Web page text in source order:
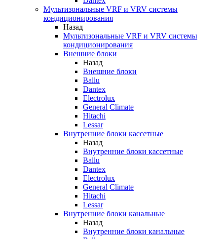
Мультизональные VRF и VRV системы
кондиционирования
Назад
Мультизональные VRF и VRV системы
кондиционирования
Внешние блоки
Назад
Внешние блоки
Ballu
Dantex
Electrolux
General Climate
Hitachi
Lessar
Внутренние блоки кассетные
Назад
Внутренние блоки кассетные
Ballu
Dantex
Electrolux
General Climate
Hitachi
Lessar
Внутренние блоки канальные
Назад
Внутренние блоки канальные